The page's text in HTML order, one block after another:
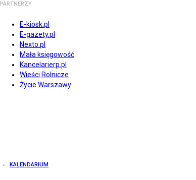
PARTNERZY
E-kiosk.pl
E-gazety.pl
Nexto.pl
Mała księgowość
Kancelarierp.pl
Wieści Rolnicze
Życie Warszawy
KALENDARIUM